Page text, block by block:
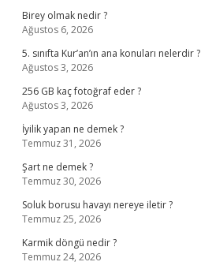
Birey olmak nedir ?
Ağustos 6, 2026
5. sınıfta Kur’an’ın ana konuları nelerdir ?
Ağustos 3, 2026
256 GB kaç fotoğraf eder ?
Ağustos 3, 2026
İyilik yapan ne demek ?
Temmuz 31, 2026
Şart ne demek ?
Temmuz 30, 2026
Soluk borusu havayı nereye iletir ?
Temmuz 25, 2026
Karmik döngü nedir ?
Temmuz 24, 2026